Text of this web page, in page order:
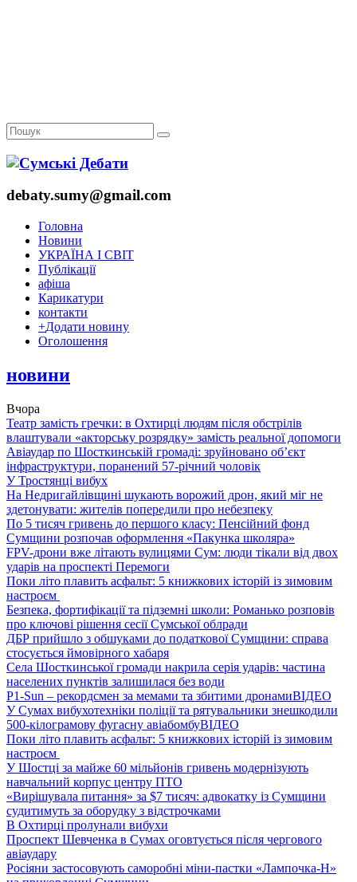
debaty.sumy@gmail.com
Головна
Новини
УКРАЇНА І СВІТ
Публікації
афіша
Карикатури
контакти
+Додати новину
Оголошення
новини
Вчора
Театр замість гречки: в Охтирці людям після обстрілів
влаштували «акторську розрядку» замість реальної допомоги
Авіаудар по Шосткинській громаді: зруйновано об’єкт
інфраструктури, поранений 57-річний чоловік
У Тростянці вибух
На Недригайлівщині шукають ворожий дрон, який міг не
здетонувати: жителів попередили про небезпеку
По 5 тисяч гривень до першого класу: Пенсійний фонд
Сумщини розпочав оформлення «Пакунка школяра»
FPV-дрони вже літають вулицями Сум: люди тікали від двох
ударів на проспекті Перемоги
Поки літо плавить асфальт: 5 книжкових історій із зимовим
настроєм
Безпека, фортифікації та підземні школи: Романько розповів
про ключові рішення сесії Сумської облради
ДБР прийшло з обшуками до податкової Сумщини: справа
стосується ймовірного хабаря
Села Шосткинської громади накрила серія ударів: частина
населених пунктів залишилася без води
P1-Sun – рекордсмен за мемами та збитими дронамиВІДЕО
У Сумах вибухотехніки поліції та рятувальники знешкодили
500-кілограмову фугасну авіабомбуВІДЕО
Поки літо плавить асфальт: 5 книжкових історій із зимовим
настроєм
У Шостці за майже 60 мільйонів гривень модернізують
навчальний корпус центру ПТО
«Вирішувала питання» за $7 тисяч: адвокатку із Сумщини
судитимуть за оборудку з відстрочками
В Охтирці пролунали вибухи
Проспект Шевченка в Сумах оговтується після чергового
авіаудару
Росіяни застосовують саморобні міни-пастки «Лампочка-Н»